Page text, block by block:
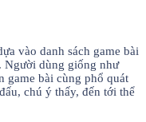
vào danh sách game bài
Người dùng giống như
game bài cùng phổ quát
chú ý thấy, đến tới thể